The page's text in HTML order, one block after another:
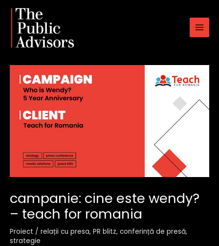
Skip
content
campanie: cine este wendy?
– teach for romania
Proiect / relații cu presa, PR blitz, conferință de presă,
strategie